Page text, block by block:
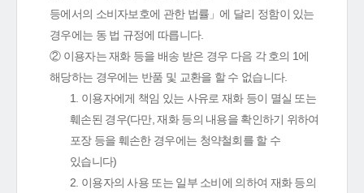
등에서의 소비자보호에 관한 법률」에 달리 정함이 있는
경우에는 동 법 규정에 따릅니다.
② 이용자는 재화 등을 배송 받은 경우 다음 각 호의 1에
해당하는 경우에는 반품 및 교환을 할 수 없습니다.
1. 이용자에게 책임 있는 사유로 재화 등이 멸실 또는
훼손된 경우(다만, 재화 등의 내용을 확인하기 위하여
포장 등을 훼손한 경우에는 청약철회를 할 수
있습니다)
2. 이용자의 사용 또는 일부 소비에 의하여 재화 등의